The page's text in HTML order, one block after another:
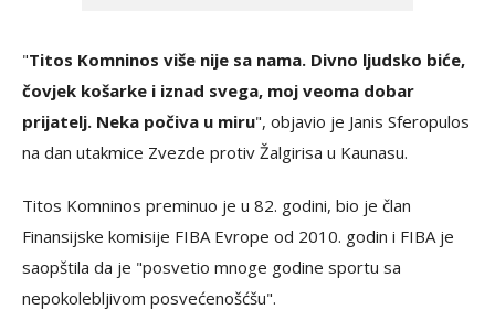
"Titos Komninos više nije sa nama. Divno ljudsko biće,
čovjek košarke i iznad svega, moj veoma dobar
prijatelj. Neka počiva u miru", objavio je Janis Sferopulos
na dan utakmice Zvezde protiv Žalgirisa u Kaunasu.
Titos Komninos preminuo je u 82. godini, bio je član
Finansijske komisije FIBA Evrope od 2010. godin i FIBA je
saopštila da je "posvetio mnoge godine sportu sa
nepokolebljivom posvećenošćšu".